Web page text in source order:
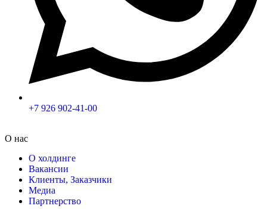
+7 926 902-41-00
О нас
О холдинге
Вакансии
Клиенты, Заказчики
Медиа
Партнерство